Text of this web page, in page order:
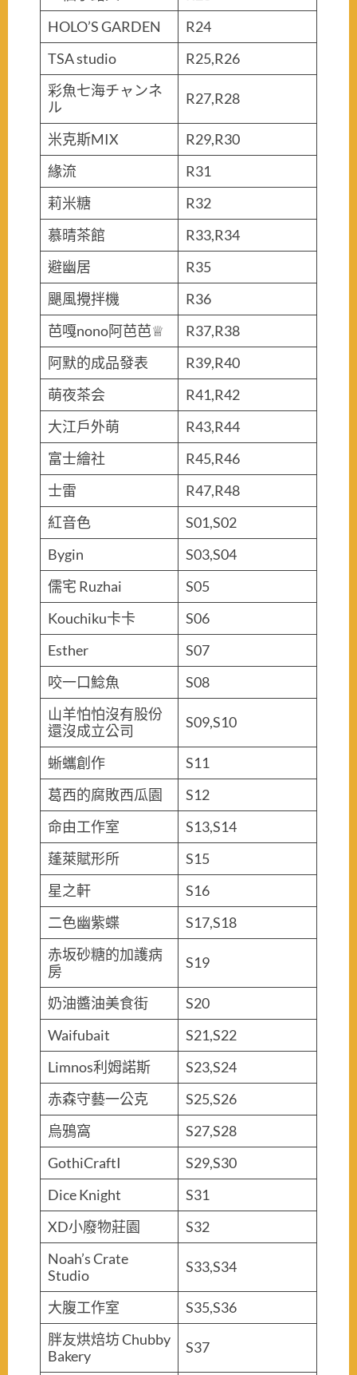
HOLO’S GARDEN
R24
TSA studio
R25,R26
彩魚七海チャンネ
ル
R27,R28
米克斯MIX
R29,R30
緣流
R31
莉米糖
R32
慕晴茶館
R33,R34
避幽居
R35
颶風攪拌機
R36
芭嘎nono阿芭芭♕
R37,R38
阿默的成品發表
R39,R40
萌夜茶会
R41,R42
大江戶外萌
R43,R44
富士繪社
R45,R46
士雷
R47,R48
紅音色
S01,S02
Bygin
S03,S04
儒宅 Ruzhai
S05
Kouchiku卡卡
S06
Esther
S07
咬一口鯰魚
S08
山羊怕怕沒有股份
還沒成立公司
S09,S10
蜥蠵創作
S11
葛西的腐敗西瓜園
S12
命由工作室
S13,S14
蓬萊賦形所
S15
星之軒
S16
二色幽紫蝶
S17,S18
赤坂砂糖的加護病
房
S19
奶油醬油美食街
S20
Waifubait
S21,S22
Limnos利姆諾斯
S23,S24
赤森守藝一公克
S25,S26
烏鴉窩
S27,S28
GothiCraftI
S29,S30
Dice Knight
S31
XD小廢物莊園
S32
Noah’s Crate
Studio
S33,S34
大腹工作室
S35,S36
胖友烘焙坊 Chubby
Bakery
S37